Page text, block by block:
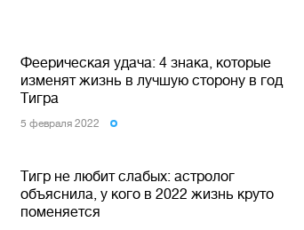
Феерическая удача: 4 знака, которые
изменят жизнь в лучшую сторону в год
Тигра
5 февраля 2022
Тигр не любит слабых: астролог
объяснила, у кого в 2022 жизнь круто
поменяется